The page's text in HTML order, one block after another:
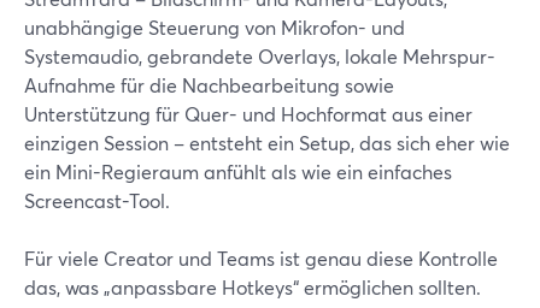
unabhängige Steuerung von Mikrofon- und
Systemaudio, gebrandete Overlays, lokale Mehrspur-
Aufnahme für die Nachbearbeitung sowie
Unterstützung für Quer- und Hochformat aus einer
einzigen Session – entsteht ein Setup, das sich eher wie
ein Mini-Regieraum anfühlt als wie ein einfaches
Screencast-Tool.
Für viele Creator und Teams ist genau diese Kontrolle
das, was „anpassbare Hotkeys“ ermöglichen sollten.